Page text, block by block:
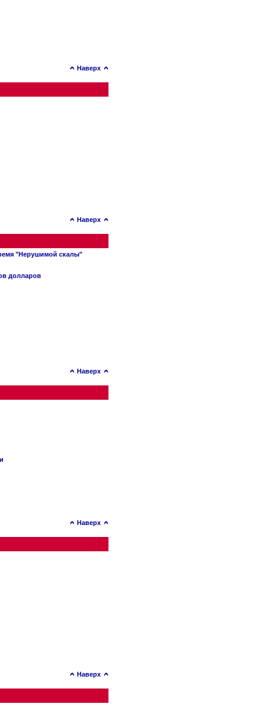
Наверх
Наверх
"Нерушимой скалы"
долларов
Наверх
Наверх
Наверх